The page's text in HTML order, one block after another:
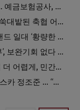
’10억 빚’ 안갚고 미국 온 한인 부부 … 예금보험공사, 미국서 소송
[충격] “외국인 심판들에 성접대” … 쑥대밭된 축협 어디까지 추락하나
칙필레마저 문 닫았다 … 선셋·하이랜드 일대 ‘황량한 거리’로
[이민] 영주권 서류 빠지면 ‘즉시거부’, 보완기회 없다 … 이민심사 8월부터 확 바뀐다
[이민]시민권 시험 확 바뀐다 … 영어 더 어렵게, 민간시험 도입 추진
트럼프, 한인 주지사 후보 홍 프란체스카 정조준 … “미치광이다”